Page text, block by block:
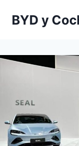
BYD y